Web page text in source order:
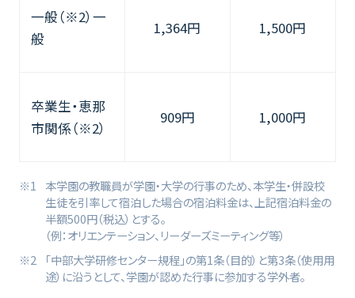
一般（※2）一
般
1,364円 1,500円
卒業生・恵那
市関係（※2）
909円 1,000円
本学園の教職員が学園・大学の行事のため、本学生・併設校
生徒を引率して宿泊した場合の宿泊料金は、上記宿泊料金の
半額500円（税込）とする。
（例：オリエンテーション、リーダーズミーティング等）
「中部大学研修センター規程」の第1条（目的）と第3条（使用用
途）に沿うとして、学園が認めた行事に参加する学外者。